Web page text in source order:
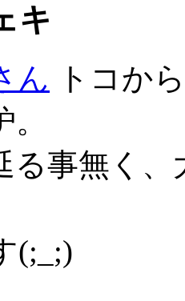
キ
ん トコか
る事無く
(;_;)